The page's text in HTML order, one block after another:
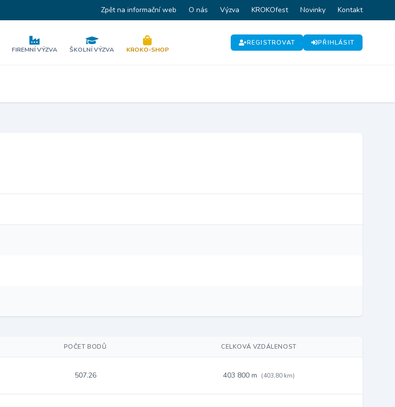
Zpět na informační web O nás Výzva KROKOfest Novinky Kontakt
FIREMNÍ VÝZVA ŠKOLNÍ VÝZVA KROKO-SHOP
REGISTROVAT PŘIHLÁSIT
POČET BODŮ CELKOVÁ VZDÁLENOST
507.26 403 800 m (403,80 km)